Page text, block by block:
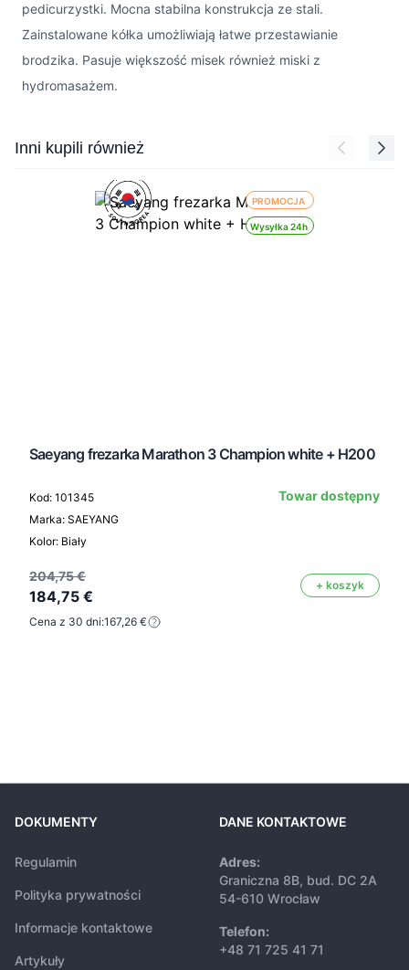
pedicurzystki. Mocna stabilna konstrukcja ze stali.
Zainstalowane kółka umożliwiają łatwe przestawianie
brodzika. Pasuje większość misek również miski z
hydromasażem.
Press to skip carousel
Inni kupili również
PROMOCJA
Wysyłka 24h
Saeyang frezarka Marathon 3 Champion white + H200
Kod: 101345
Marka: SAEYANG
Kolor: Biały
Towar dostępny
204,75 €
184,75 €
+ koszyk
Cena z 30 dni:167,26 €
DOKUMENTY
Regulamin
Polityka prywatności
Informacje kontaktowe
Artykuły
DANE KONTAKTOWE
Adres:
Graniczna 8B, bud. DC 2A
54-610 Wrocław
Telefon:
+48 71 725 41 71